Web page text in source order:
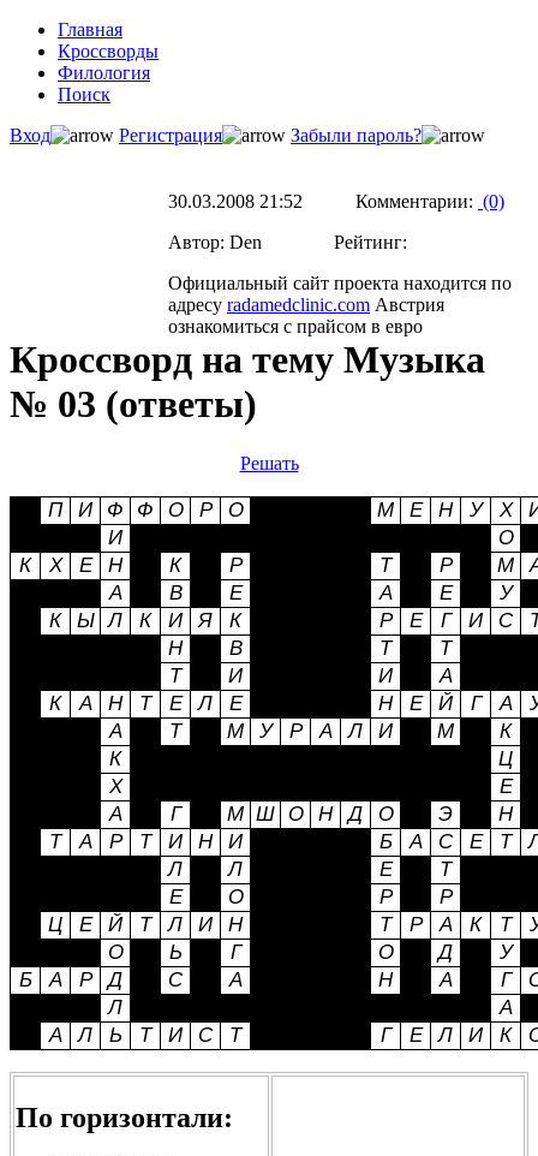
Главная
Кроссворды
Филология
Поиск
Вход
Регистрация Забыли пароль?
30.03.2008 21:52 Комментарии: (0)
Автор: Den Рейтинг:
Официальный сайт проекта находится по
адресу radamedclinic.com Австрия
ознакомиться с прайсом в евро
Кроссворд на тему Музыка
№ 03 (ответы)
Решать
По горизонтали: